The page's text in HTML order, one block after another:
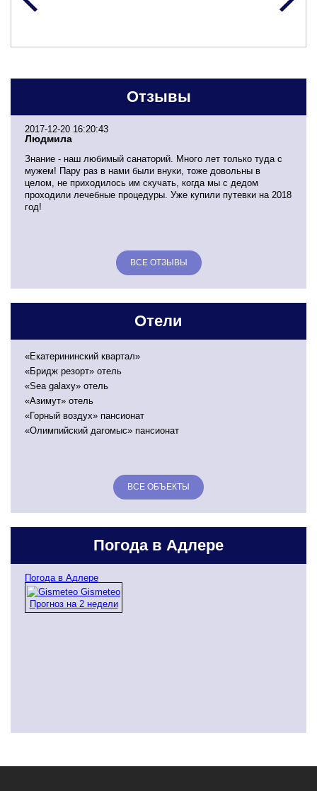
Отзывы
2017-12-20 16:20:43
Людмила
Знание - наш любимый санаторий. Много лет только туда с
мужем! Пару раз в нами были внуки, тоже довольны в
целом, не приходилось им скучать, когда мы с дедом
проходили лечебные процедуры. Уже купили путевки на 2018
год!
ВСЕ ОТЗЫВЫ
Отели
«Екатерининский квартал»
«Бридж резорт» отель
«Sea galaxy» отель
«Азимут» отель
«Горный воздух» пансионат
«Олимпийский дагомыс» пансионат
ВСЕ ОБЪЕКТЫ
Погода в Адлере
Погода в Адлере
Gismeteo
Прогноз на 2 недели